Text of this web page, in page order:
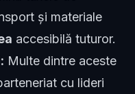
și materiale
accesibilă tuturor.
Multe dintre aceste
cu lideri